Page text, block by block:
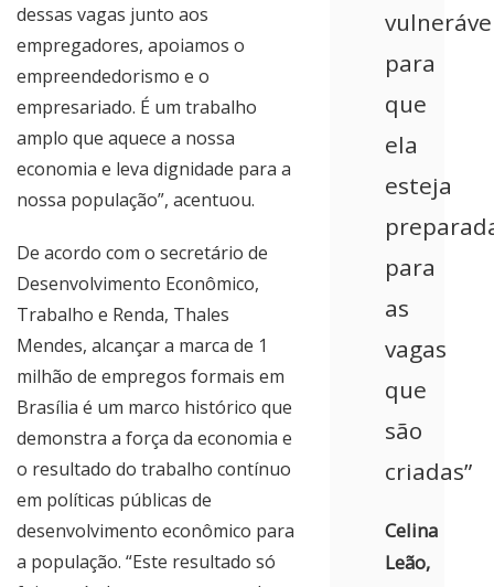
para
que
ela
esteja
para
as
vagas
que
são
criadas”
Celina
Leão,
dessas vagas junto aos
empregadores, apoiamos o
empreendedorismo e o
empresariado. É um trabalho
amplo que aquece a nossa
economia e leva dignidade para a
nossa população”, acentuou.
De acordo com o secretário de
Desenvolvimento Econômico,
Trabalho e Renda, Thales
Mendes, alcançar a marca de 1
milhão de empregos formais em
Brasília é um marco histórico que
demonstra a força da economia e
o resultado do trabalho contínuo
em políticas públicas de
desenvolvimento econômico para
a população. “Este resultado só